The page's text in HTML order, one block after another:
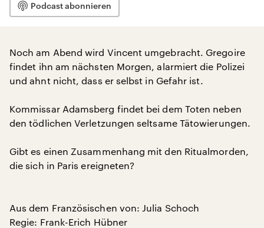
Podcast abonnieren
Noch am Abend wird Vincent umgebracht. Gregoire
findet ihn am nächsten Morgen, alarmiert die Polizei
und ahnt nicht, dass er selbst in Gefahr ist.
Kommissar Adamsberg findet bei dem Toten neben
den tödlichen Verletzungen seltsame Tätowierungen.
Gibt es einen Zusammenhang mit den Ritualmorden,
die sich in Paris ereigneten?
Aus dem Französischen von: Julia Schoch
Regie: Frank-Erich Hübner